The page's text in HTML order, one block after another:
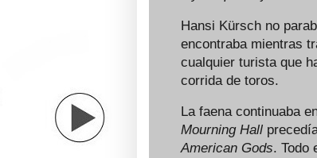
Hansi Kürsch no
encontraba mientras
cualquier turista que
corrida de toros.
La faena continuaba
Mourning Hall
American Gods. Todo